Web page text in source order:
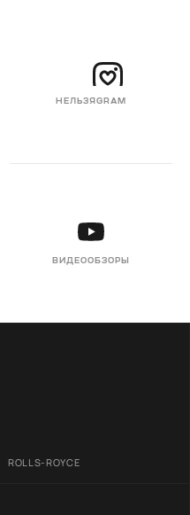
НЕЛЬЗЯGRAM
ВИДЕООБЗОРЫ
ROLLS-ROYCE